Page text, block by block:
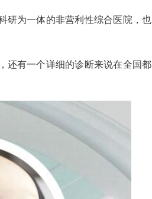
研为一体的非营利性综合医院，也
还有一个详细的诊断来说在全国都